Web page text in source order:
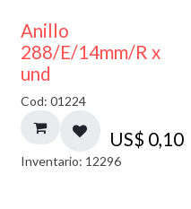
Anillo
288/E/14mm/R x
und
Cod: 01224
US$ 0,10
Inventario: 12296